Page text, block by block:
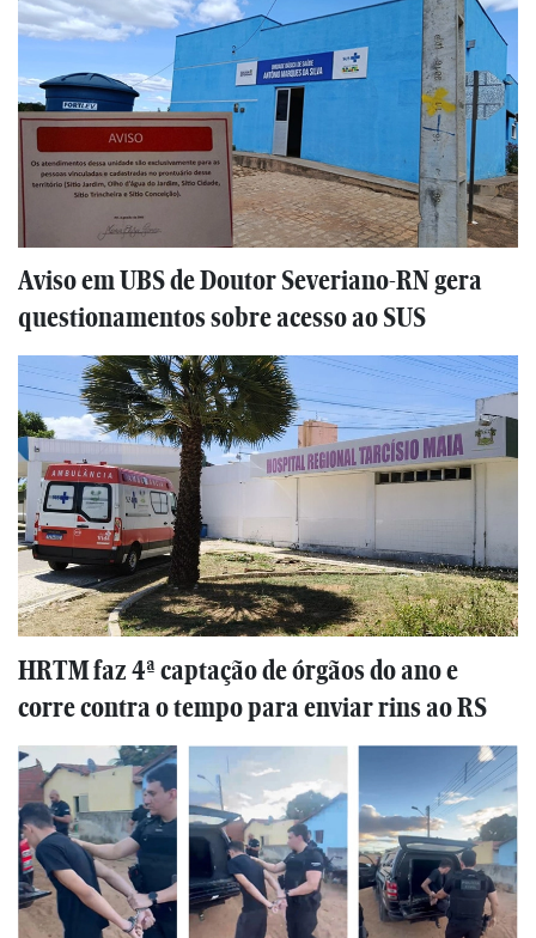
Aviso em UBS de Doutor Severiano-RN gera
questionamentos sobre acesso ao SUS
HRTM faz 4ª captação de órgãos do ano e
corre contra o tempo para enviar rins ao RS